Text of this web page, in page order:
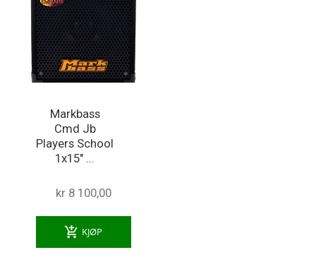
Markbass
Cmd Jb
Players School
1x15" ...
kr 8 100,00
add_shopping_cart KJØP